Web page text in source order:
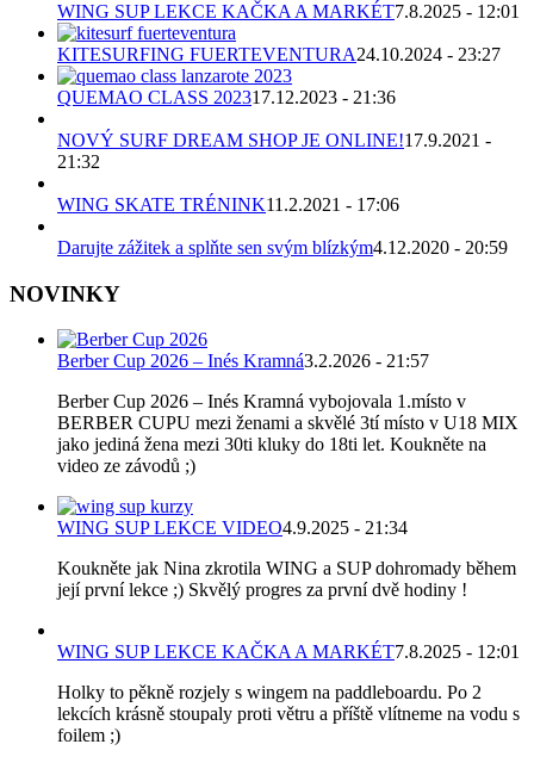
WING SUP LEKCE KAČKA A MARKÉT7.8.2025 - 12:01
KITESURFING FUERTEVENTURA24.10.2024 - 23:27
QUEMAO CLASS 202317.12.2023 - 21:36
NOVÝ SURF DREAM SHOP JE ONLINE!17.9.2021 -
21:32
WING SKATE TRÉNINK11.2.2021 - 17:06
Darujte zážitek a splňte sen svým blízkým4.12.2020 - 20:59
NOVINKY
Berber Cup 2026 – Inés Kramná3.2.2026 - 21:57
Berber Cup 2026 – Inés Kramná vybojovala 1.místo v
BERBER CUPU mezi ženami a skvělé 3tí místo v U18 MIX
jako jediná žena mezi 30ti kluky do 18ti let. Koukněte na
video ze závodů ;)
WING SUP LEKCE VIDEO4.9.2025 - 21:34
Koukněte jak Nina zkrotila WING a SUP dohromady během
její první lekce ;) Skvělý progres za první dvě hodiny !
WING SUP LEKCE KAČKA A MARKÉT7.8.2025 - 12:01
Holky to pěkně rozjely s wingem na paddleboardu. Po 2
lekcích krásně stoupaly proti větru a příště vlítneme na vodu s
foilem ;)